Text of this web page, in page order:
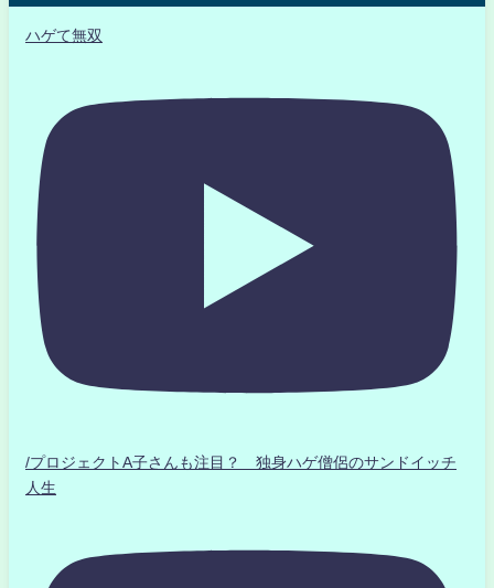
ハゲて無双
/プロジェクトA子さんも注目？ 独身ハゲ僧侶のサンドイッチ
人生